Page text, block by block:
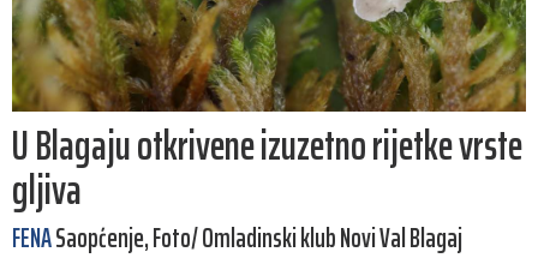
U Blagaju otkrivene izuzetno rijetke vrste
gljiva
FENASaopćenje, Foto/ Omladinski klub Novi Val Blagaj